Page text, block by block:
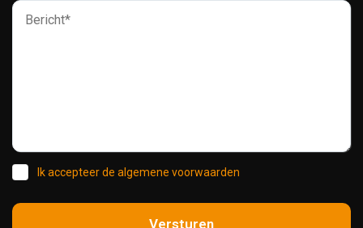
Ik accepteer de algemene voorwaarden
Versturen